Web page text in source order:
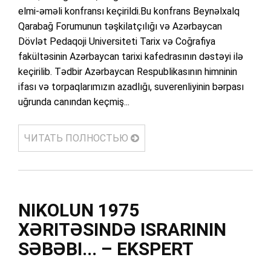
elmi-əməli konfransı keçirildi.Bu konfrans Beynəlxalq
Qarabağ Forumunun təşkilatçılığı və Azərbaycan
Dövlət Pedaqoji Universiteti Tarix və Coğrafiya
fakültəsinin Azərbaycan tarixi kafedrasının dəstəyi ilə
keçirilib. Tədbir Azərbaycan Respublikasının himninin
ifası və torpaqlarımızın azadlığı, suverenliyinin bərpası
uğrunda canından keçmiş...
ЧИТАТЬ ПОЛНОСТЬЮ
NIKOLUN 1975
XƏRITƏSINDƏ ISRARININ
SƏBƏBI... – EKSPERT